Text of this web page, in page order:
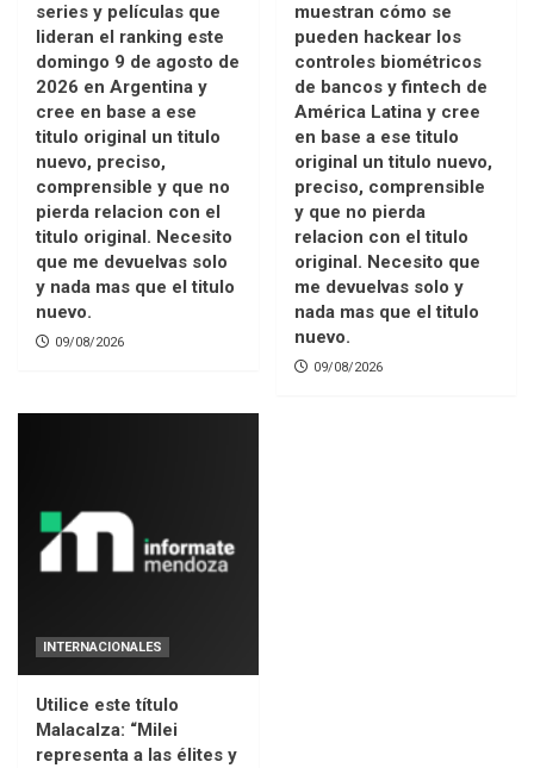
series y películas que
lideran el ranking este
domingo 9 de agosto de
2026 en Argentina y
cree en base a ese
titulo original un titulo
nuevo, preciso,
comprensible y que no
pierda relacion con el
titulo original. Necesito
que me devuelvas solo
y nada mas que el titulo
nuevo.
09/08/2026
muestran cómo se
pueden hackear los
controles biométricos
de bancos y fintech de
América Latina y cree
en base a ese titulo
original un titulo nuevo,
preciso, comprensible
y que no pierda
relacion con el titulo
original. Necesito que
me devuelvas solo y
nada mas que el titulo
nuevo.
09/08/2026
INTERNACIONALES
Utilice este título
Malacalza: “Milei
representa a las élites y